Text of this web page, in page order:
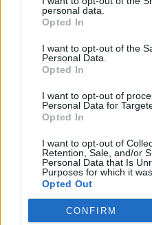
personal data.
Opted In
I want to opt-out of the
Personal Data.
Opted In
I want to opt-out of
Personal Data for
Opted In
I want to opt-out of
Retention, Sale, and/or
Personal Data that Is
Purposes for which it
Opted Out
CONFIRM
Staran luetuimmat
1